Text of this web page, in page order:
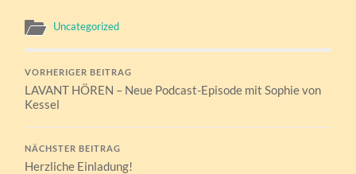
Uncategorized
VORHERIGER BEITRAG
LAVANT HÖREN – Neue Podcast-Episode mit Sophie von
Kessel
NÄCHSTER BEITRAG
Herzliche Einladung!